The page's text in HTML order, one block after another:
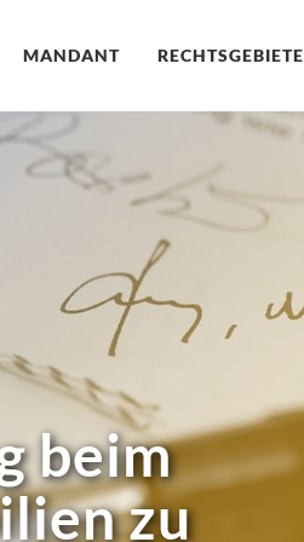
MANDANT RECHTSGEBIETE
beim
zu